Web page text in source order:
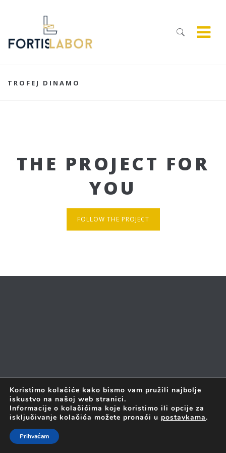
TROFEJ DINAMO
THE PROJECT FOR
YOU
FOLLOW THE PROJECT
2017 © SVA PRAVA PRIDRŽANA
PONOSNI ČLANZAGREBAČKOG INOVACIJSKOG CENTRA
Koristimo kolačiće kako bismo vam pružili najbolje
iskustvo na našoj web stranici.
Informacije o kolačićima koje koristimo ili opcije za
isključivanje kolačića možete pronaći u postavkama.
Prihvaćam